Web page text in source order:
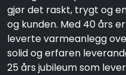
gjør det raskt, trygt og
og kunden. Med 40 års
leverte varmeanlegg
solid og erfaren
25 års jubileum som